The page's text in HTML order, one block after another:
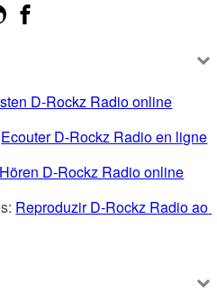
D-Rockz Radio online
Ecouter D-Rockz Radio en ligne
Hören D-Rockz Radio online
Reproduzir D-Rockz Radio ao